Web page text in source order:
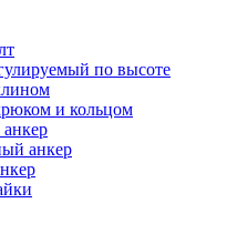
по высоте
и кольцом
анкер